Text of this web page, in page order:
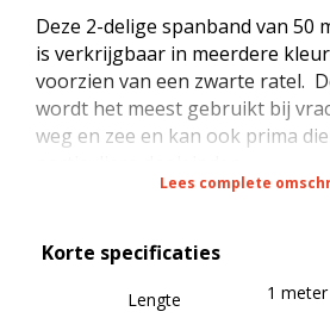
Deze 2-delige spanband van 50
is verkrijgbaar in meerdere
voorzien van een zwarte ratel.
wordt het meest gebruikt bij
weg en zee en kan ook prima
rondsjorren (omsnoeren), een
daN bij kopsjorren (diagonaal
sterkte van 350 daN (STF) bij
Lees complete
Korte specificaties
Lengte 1 meter